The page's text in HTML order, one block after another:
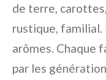
de terre,
rustique, familial.
arômes. Chaque
par les